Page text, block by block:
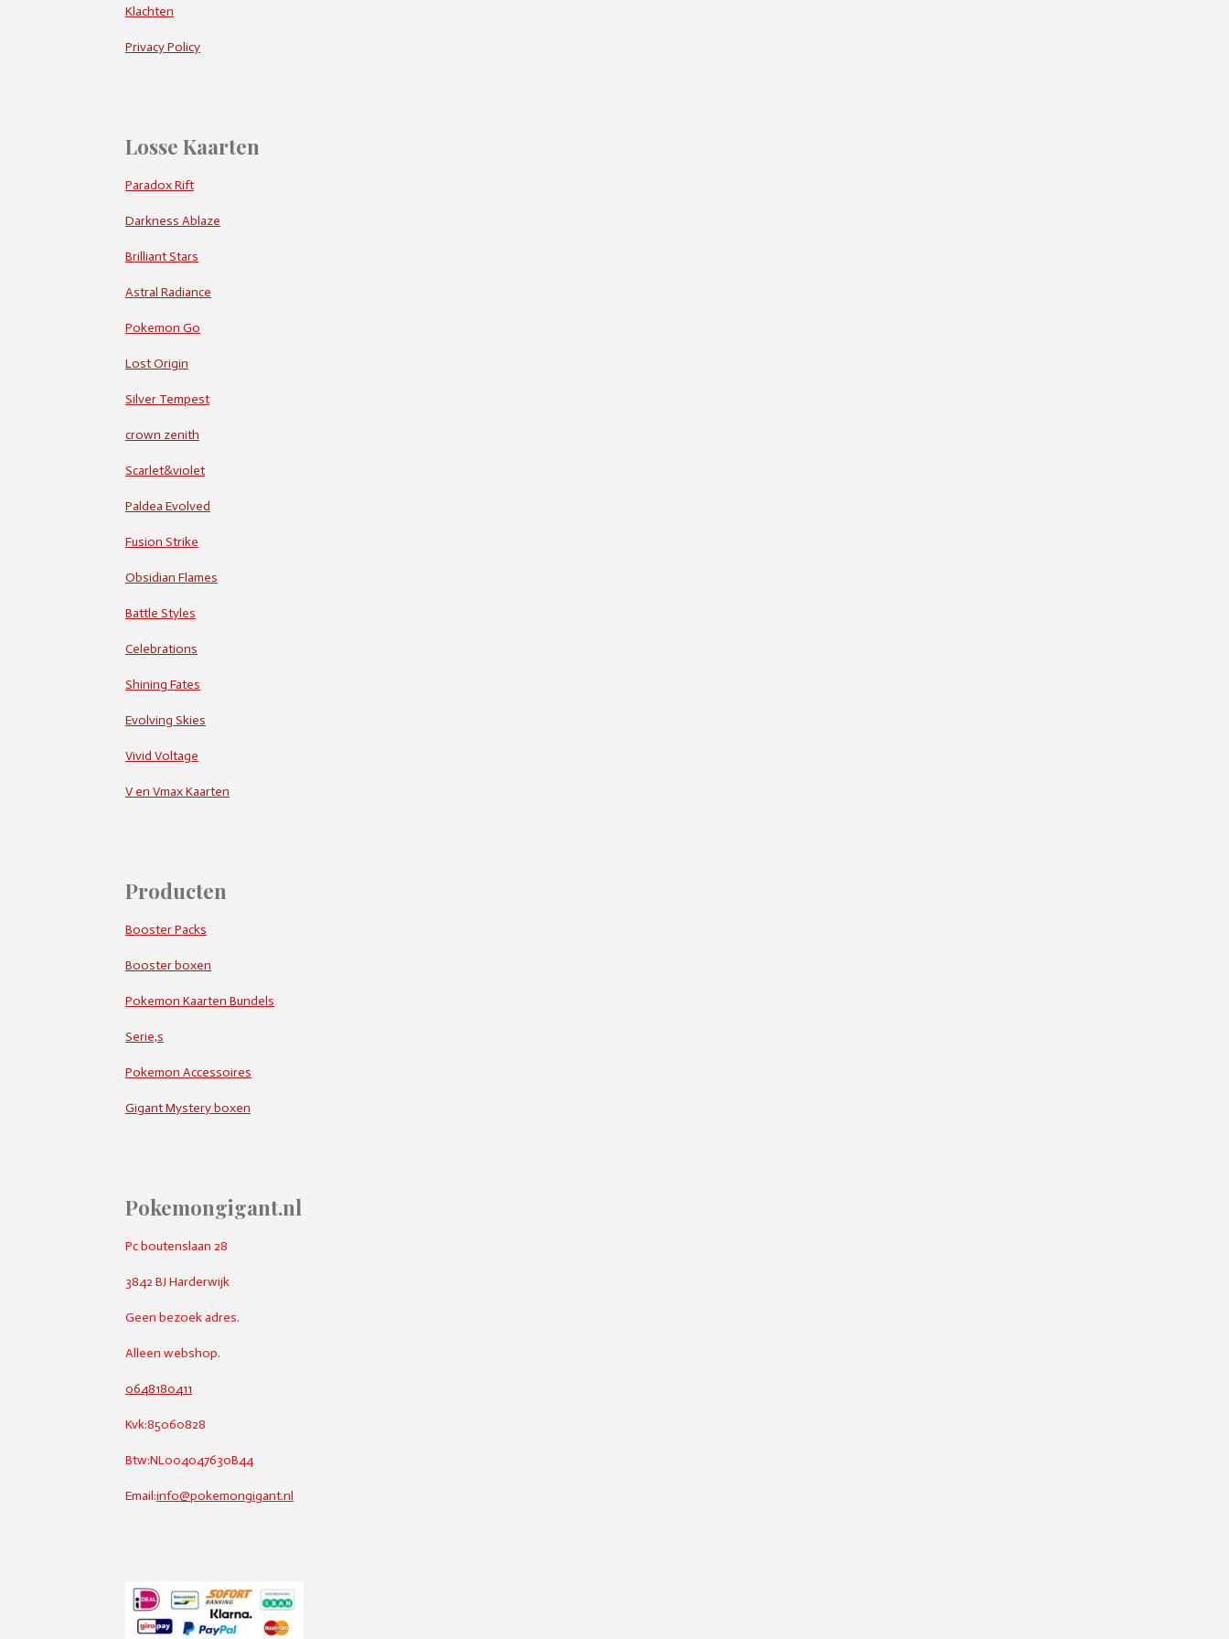
Klachten
Privacy Policy
Losse Kaarten
Paradox Rift
Darkness Ablaze
Brilliant Stars
Astral Radiance
Pokemon Go
Lost Origin
Silver Tempest
crown zenith
Scarlet&violet
Paldea Evolved
Fusion Strike
Obsidian Flames
Battle Styles
Celebrations
Shining Fates
Evolving Skies
Vivid Voltage
V en Vmax Kaarten
Producten
Booster Packs
Booster boxen
Pokemon Kaarten Bundels
Serie,s
Pokemon Accessoires
Gigant Mystery boxen
Pokemongigant.nl
Pc boutenslaan 28
3842 BJ Harderwijk
Geen bezoek adres.
Alleen webshop.
0648180411
Kvk:85060828
Btw:NL004047630B44
Email:info@pokemongigant.nl